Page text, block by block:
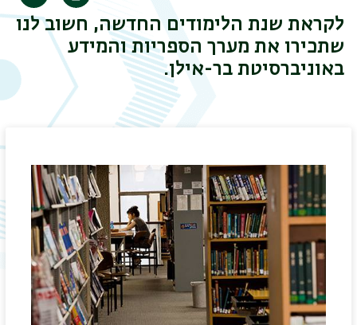
הדפסה
לקראת שנת הלימודים החדשה, חשוב לנו
שתכירו את מערך הספריות והמידע
באוניברסיטת בר-אילן.